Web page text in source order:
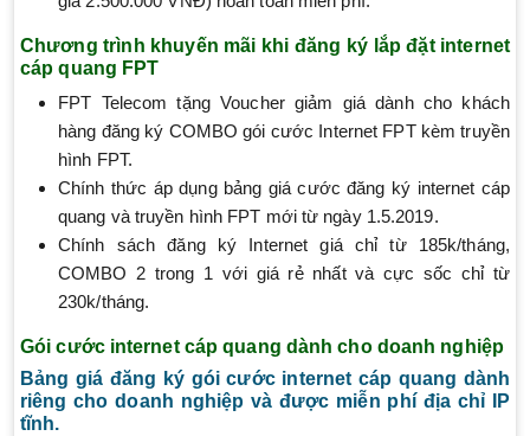
Chương trình khuyến mãi khi đăng ký lắp đặt internet
cáp quang FPT
FPT Telecom tặng Voucher giảm giá dành cho khách
hàng đăng ký COMBO gói cước Internet FPT kèm truyền
hình FPT.
Chính thức áp dụng bảng giá cước đăng ký internet cáp
quang và truyền hình FPT mới từ ngày 1.5.2019.
Chính sách đăng ký Internet giá chỉ từ 185k/tháng,
COMBO 2 trong 1 với giá rẻ nhất và cực sốc chỉ từ
230k/tháng.
Gói cước internet cáp quang dành cho doanh nghiệp
Bảng giá đăng ký gói cước internet cáp quang dành
riêng cho doanh nghiệp và được miễn phí địa chỉ IP
tĩnh.